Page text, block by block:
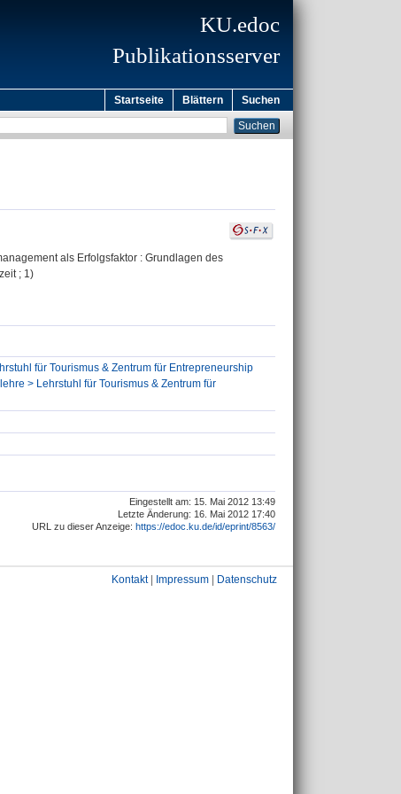
KU.edoc
Publikationsserver
Startseite Blättern Suchen
als Erfolgsfaktor : Grundlagen des
; 1)
für Tourismus & Zentrum für Entrepreneurship
> Lehrstuhl für Tourismus & Zentrum für
Eingestellt am: 15. Mai 2012 13:49
Letzte Änderung: 16. Mai 2012 17:40
URL zu dieser Anzeige: https://edoc.ku.de/id/eprint/8563/
Kontakt| Impressum Datenschutz